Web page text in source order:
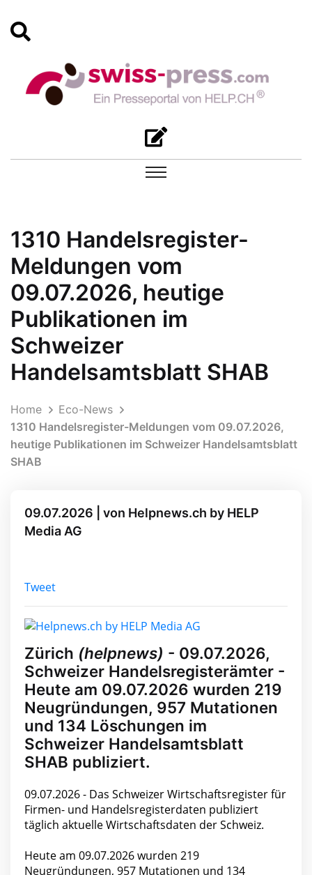
1310 Handelsregister-
Meldungen vom
09.07.2026, heutige
Publikationen im
Schweizer
Handelsamtsblatt SHAB
Home
Eco-News
1310 Handelsregister-Meldungen vom 09.07.2026,
heutige Publikationen im Schweizer Handelsamtsblatt
SHAB
09.07.2026 | von Helpnews.ch by HELP
Media AG
Tweet
Zürich (helpnews) - 09.07.2026,
Schweizer Handelsregisterämter -
Heute am 09.07.2026 wurden 219
Neugründungen, 957 Mutationen
und 134 Löschungen im
Schweizer Handelsamtsblatt
SHAB publiziert.
09.07.2026 - Das Schweizer Wirtschaftsregister für
Firmen- und Handelsregisterdaten publiziert
täglich aktuelle Wirtschaftsdaten der Schweiz.
Heute am 09.07.2026 wurden 219
Neugründungen, 957 Mutationen und 134